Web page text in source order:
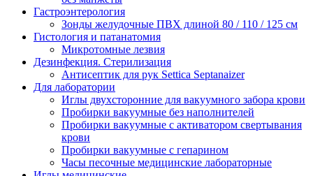
Гастроэнтерология
Зонды желудочные ПВХ длиной 80 / 110 / 125 см
Гистология и патанатомия
Микротомные лезвия
Дезинфекция. Стерилизация
Антисептик для рук Settica Septanaizer
Для лаборатории
Иглы двухсторонние для вакуумного забора крови
Пробирки вакуумные без наполнителей
Пробирки вакуумные с активатором свертывания
крови
Пробирки вакуумные с гепарином
Часы песочные медицинские лабораторные